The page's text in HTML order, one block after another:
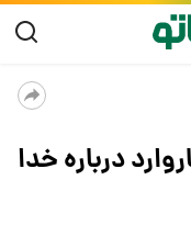
درباره خدا